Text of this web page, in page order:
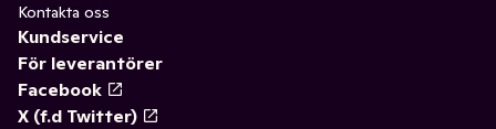
Kontakta oss
Kundservice
För leverantörer
Facebook
X (f.d Twitter)